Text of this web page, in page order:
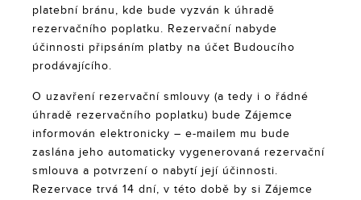
platební bránu, kde bude vyzván k úhradě
rezervačního poplatku. Rezervační nabyde
účinnosti připsáním platby na účet Budoucího
prodávajícího.
O uzavření rezervační smlouvy (a tedy i o řádné
úhradě rezervačního poplatku) bude Zájemce
informován elektronicky – e-mailem mu bude
zaslána jeho automaticky vygenerovaná rezervační
smlouva a potvrzení o nabytí její účinnosti.
Rezervace trvá 14 dní, v této době by si Zájemce